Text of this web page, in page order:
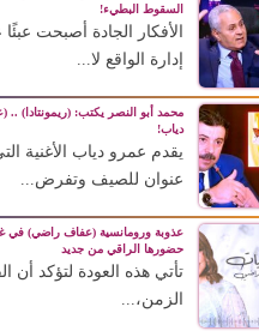
السقوط البطيء!
الأفكار الجادة أصبحت
إدارة الواقع لا...
محمد أبو النصر يكتب: (ريمونتادا)
دياب!
يقدم عمرو دياب الأغنية
عنوان للصيف وتفرض...
عذوبة ورومانسية (عفاف راضي) في
حضورها الراقي من جديد
تأتي هذه العودة لتؤكد أن
الزمن،...